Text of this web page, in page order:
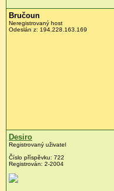
Bručoun
Neregistrovaný host
Odeslán z: 194.228.163.169
Desiro
Registrovaný uživatel
Číslo příspěvku: 722
Registrován: 2-2004